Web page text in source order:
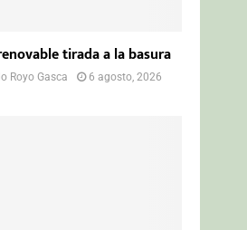
tirada a la basura
Royo Gasca
6 agosto, 2026